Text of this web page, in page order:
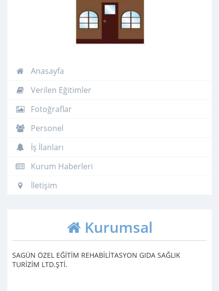
Anasayfa
Verilen Eğitimler
Fotoğraflar
Personel
İş İlanları
Kurum Haberleri
İletişim
Kurumsal
SAGÜN ÖZEL EĞİTİM REHABİLİTASYON GIDA SAĞLIK
TURİZİM LTD.ŞTİ.